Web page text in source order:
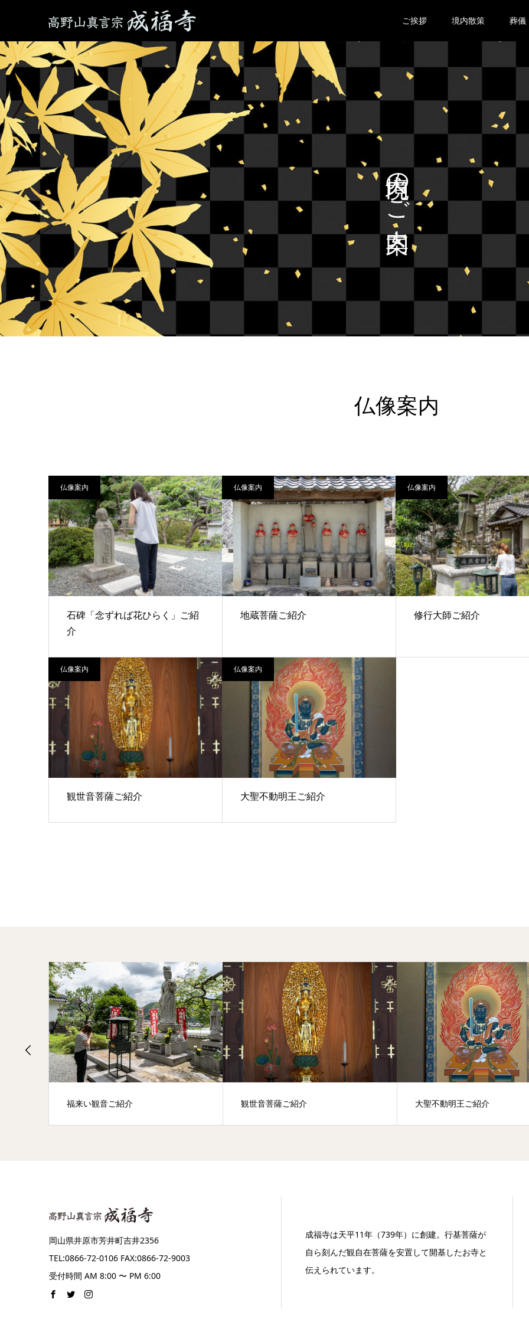
ご挨拶 境内散策 葬儀
境内のご案内
仏像案内
仏像案内
石碑「念ずれば花ひらく」ご紹
介
仏像案内
地蔵菩薩ご紹介
仏像案内
修行大師ご紹介
仏像案内
観世音菩薩ご紹介
仏像案内
大聖不動明王ご紹介
福来い観音ご紹介 観世音菩薩ご紹介 大聖不動明王ご紹介
岡山県井原市芳井町吉井2356
TEL:0866-72-0106 FAX:0866-72-9003
受付時間 AM 8:00 〜 PM 6:00
成福寺は天平11年（739年）に創建。行基菩薩が
自ら刻んだ観自在菩薩を安置して開基したお寺と
伝えられています。